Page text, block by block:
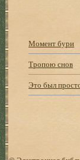
Момент бури
Тропою снов
Это был